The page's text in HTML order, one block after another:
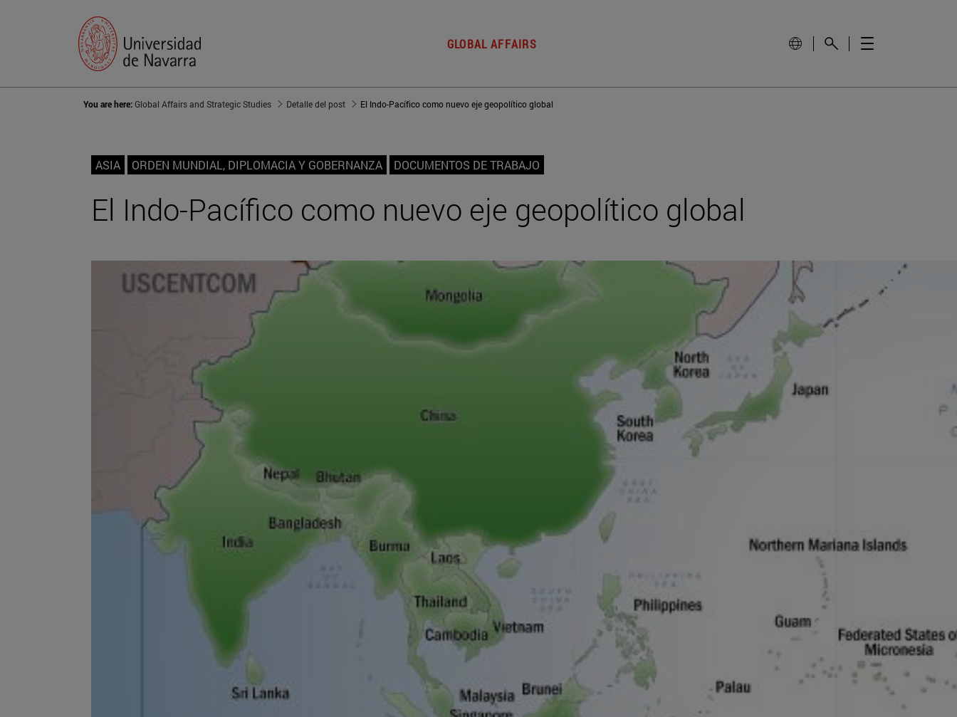
GLOBAL AFFAIRS
You are here:Global Affairs and Strategic Studies Detalle del post El Indo-Pacífico como nuevo eje geopolítico global
ASIA ORDEN MUNDIAL, DIPLOMACIA Y GOBERNANZA DOCUMENTOS DE TRABAJO
El Indo-Pacífico como nuevo eje geopolítico global